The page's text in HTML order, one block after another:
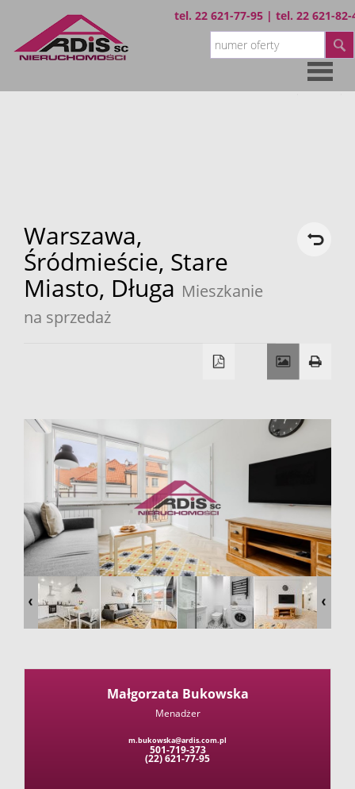
tel. 22 621-77-95 | tel. 22 621-82-
Warszawa,
Śródmieście, Stare
Miasto, Długa Mieszkanie
na sprzedaż
Małgorzata Bukowska
Menadżer
m.bukowska@ardis.com.pl
501-719-373
(22) 621-77-95